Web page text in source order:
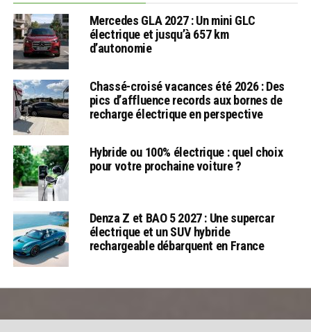
Mercedes GLA 2027 : Un mini GLC
électrique et jusqu’à 657 km
d’autonomie
Chassé-croisé vacances été 2026 : Des
pics d’affluence records aux bornes de
recharge électrique en perspective
Hybride ou 100% électrique : quel choix
pour votre prochaine voiture ?
Denza Z et BAO 5 2027 : Une supercar
électrique et un SUV hybride
rechargeable débarquent en France